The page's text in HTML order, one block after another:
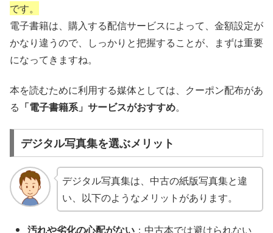
です。
電子書籍は、購入する配信サービスによって、金額設定が
かなり違うので、しっかりと把握することが、まずは重要
になってきますね。
本を読むために利用する媒体としては、クーポン配布があ
る 「電子書籍系」サービスがおすすめ。
デジタル写真集を選ぶメリット
デジタル写真集は、中古の紙版写真集と違
い、以下のようなメリットがあります。
汚れや劣化の心配がない ：中古本では避けられない